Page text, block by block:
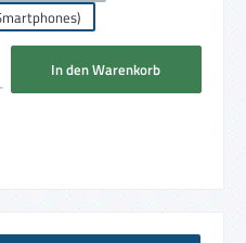
ein oder benutze die Schaltflächen um
In den Warenkorb